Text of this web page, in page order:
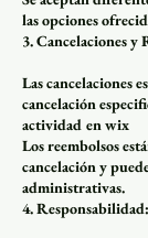
las opciones
3. Cancelaciones y
Las cancelaciones
cancelación
actividad en wix
Los reembolsos
cancelación y
administrativas.
4. Responsabilidad: